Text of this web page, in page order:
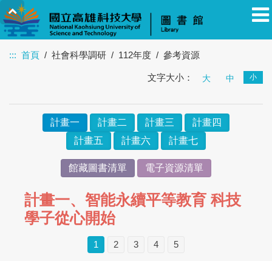
其他 訪客
::: 首頁 社會科學調研 112年度 參考資源
文字大小： 大 中 小
計畫一 計畫二 計畫三
計畫四
計畫五
計畫六 計畫七
館藏圖書清單 電子資源清單
計畫一、智能永續平等教育 科技
學子從心開始
1 2 3 4 5